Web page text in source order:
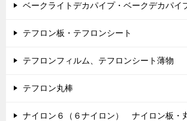
ベークライトデカパイプ・ベークデカパイ
テフロン板・テフロンシート
テフロンフィルム、テフロンシート薄物
テフロン丸棒
ナイロン６（６ナイロン） ナイロン板・